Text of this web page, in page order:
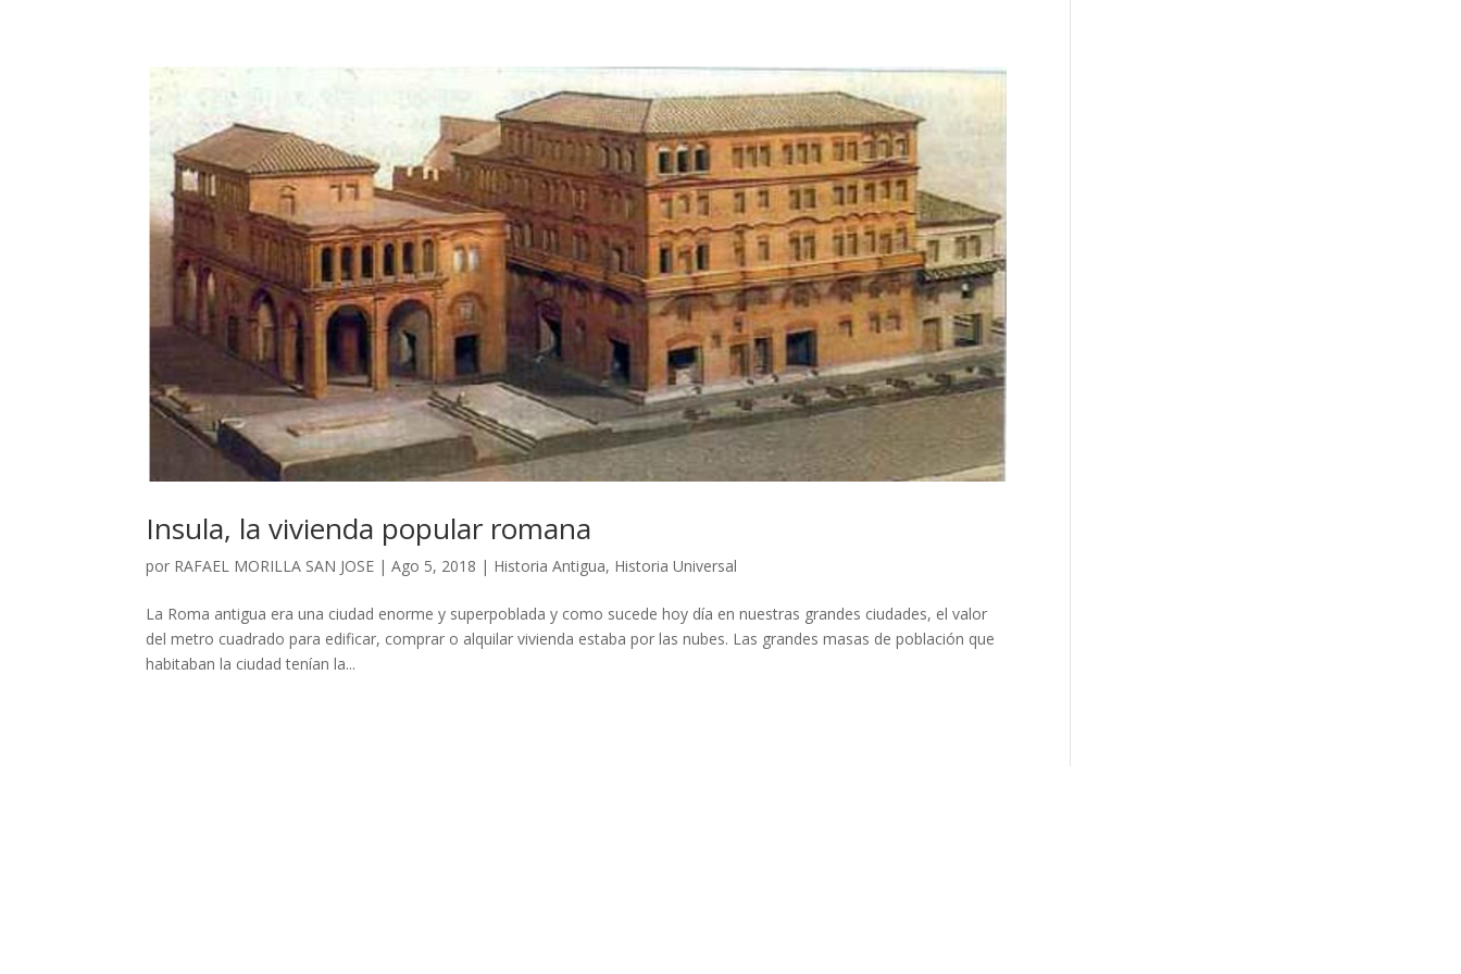
Insula, la vivienda popular romana
por RAFAEL MORILLA SAN JOSE |Ago 5, 2018 | Historia Antigua, Historia Universal
La Roma antigua era una ciudad enorme y superpoblada y como sucede hoy día en nuestras grandes ciudades, el valor
del metro cuadrado para edificar, comprar o alquilar vivienda estaba por las nubes. Las grandes masas de población que
habitaban la ciudad tenían la...